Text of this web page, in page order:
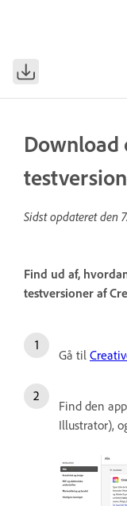
Download
testversion
Sidst opdateret den
Find ud af,
testversioner af
Gå til
Find den
Illustrator),